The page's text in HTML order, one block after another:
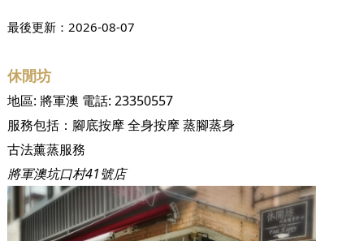
最後更新： 2026-08-07
休閒坊
地區: 將軍澳 電話: 23350557
服務包括： 腳底按摩全身按摩蒸腳蒸身
古法薰蒸服務
將軍澳坑口村41號店